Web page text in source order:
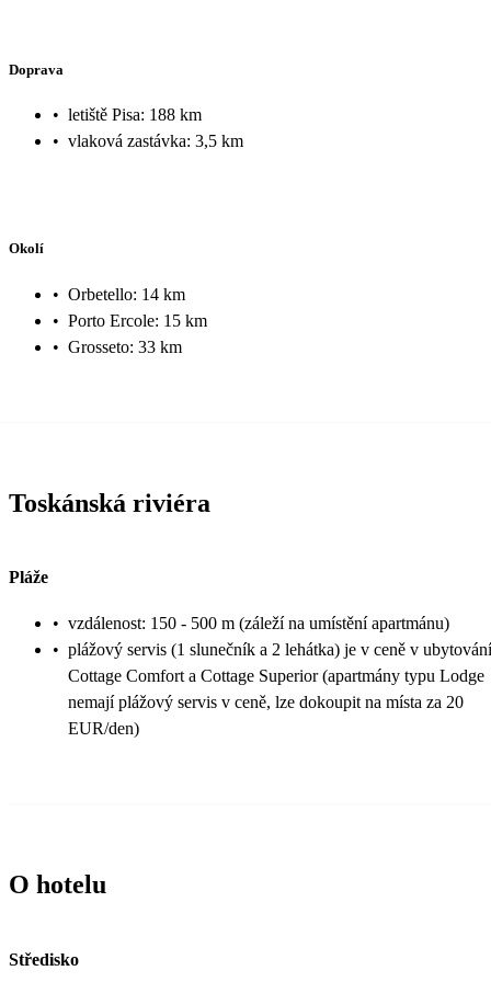
Doprava
• letiště Pisa: 188 km
• vlaková zastávka: 3,5 km
Okolí
• Orbetello: 14 km
• Porto Ercole: 15 km
• Grosseto: 33 km
Toskánská riviéra
Pláže
• vzdálenost: 150 - 500 m (záleží na umístění apartmánu)
• plážový servis (1 slunečník a 2 lehátka) je v ceně v
Cottage Comfort a Cottage Superior (apartmány typu Lodge
nemají plážový servis v ceně, lze dokoupit na místa za 20
EUR/den)
O hotelu
Středisko